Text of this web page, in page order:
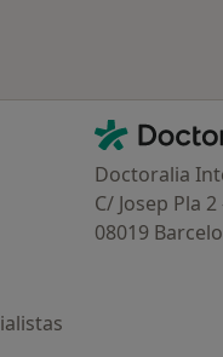
Contacto
Doctoralia -
Doctoralia
C/ Josep Pla
08019